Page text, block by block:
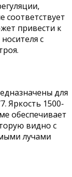
соответствует
привести к
с
для
Яркость 1500-
обеспечивает
видно с
лучами